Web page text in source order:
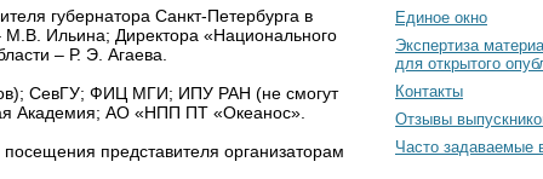
губернатора Санкт-Петербурга в
М.В. Ильина; Директора «Национального
– Р. Э. Агаева.
СевГУ; ФИЦ МГИ; ИПУ РАН (не смогут
Академия; АО «НПП ПТ «Океанос».
представителя организаторам
Единое окно
Экспертиза
для открытого
Контакты
Отзывы
Часто задаваемые